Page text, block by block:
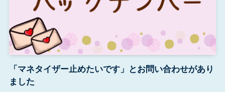
「マネタイザー止めたいです」とお問い合わせがあり
ました